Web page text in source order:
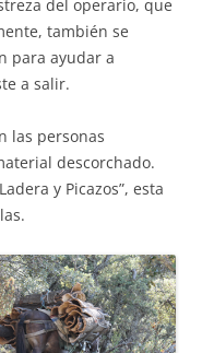
del operario, que
también se
para ayudar a
a salir.
las personas
descorchado.
y Picazos”, esta